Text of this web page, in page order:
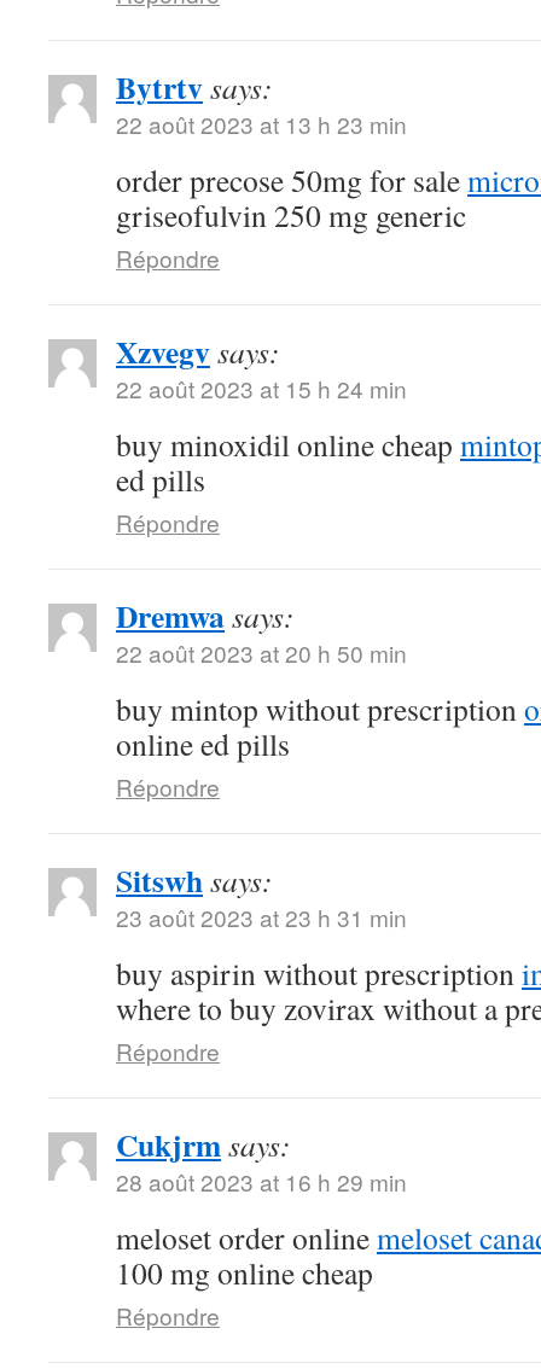
Bytrtvsays:
22 août 2023 at 13 h 23 min
order precose 50mg for sale
griseofulvin 250 mg generic
Répondre
Xzvegvsays:
22 août 2023 at 15 h 24 min
buy minoxidil online cheap
ed pills
Répondre
Dremwasays:
22 août 2023 at 20 h 50 min
buy mintop without prescription
online ed pills
Répondre
Sitswhsays:
23 août 2023 at 23 h 31 min
buy aspirin without prescription
where to buy zovirax without a
Répondre
Cukjrmsays:
28 août 2023 at 16 h 29 min
meloset order onlinemeloset
100 mg online cheap
Répondre